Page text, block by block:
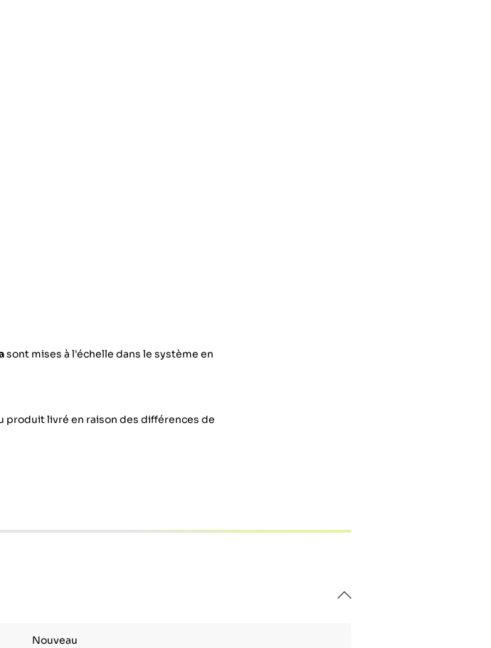
sont mises à l'échelle dans le système en
livré en raison des différences de
Nouveau